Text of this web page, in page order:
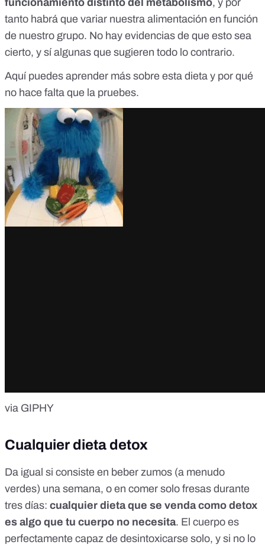
tanto habrá que variar nuestra alimentación en función
de nuestro grupo. No hay evidencias de que esto sea
cierto, y síalgunas que sugieren todo lo contrario.
Aquípuedes aprender más sobre esta dieta y por qué
no hace falta que la pruebes.
via GIPHY
Cualquier dieta detox
Da igual si consiste en beber zumos (a menudo
verdes) una semana, o en comer solo fresas durante
tres días: cualquier dieta que se venda como detox
es algo que tu cuerpo no necesita. El cuerpo es
perfectamente capaz de desintoxicarse solo, y si no lo